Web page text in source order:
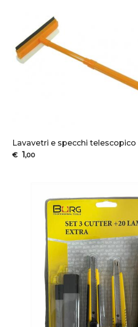
Lavavetri e specchi telescopico
€ 1,00